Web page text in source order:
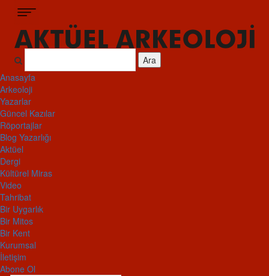
Ara
Anasayfa
Arkeoloji
Yazarlar
Güncel Kazılar
Röportajlar
Blog Yazarlığı
Aktüel
Dergi
Kültürel Miras
Video
Tahribat
Bir Uygarlık
Bir Mitos
Bir Kent
Kurumsal
İletişim
Abone Ol